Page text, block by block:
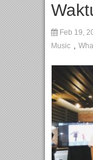
Feb 19,
Music ,